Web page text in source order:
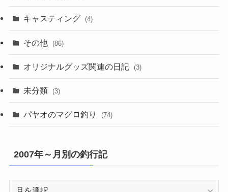
キャスティング (4)
その他 (86)
オリジナルグッズ関連の日記 (3)
未分類 (3)
パヤオのマグロ釣り (74)
2007年～月別の釣行記
2007